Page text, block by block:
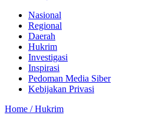
Nasional
Regional
Daerah
Hukrim
Investigasi
Inspirasi
Pedoman Media Siber
Kebijakan Privasi
Home /Hukrim